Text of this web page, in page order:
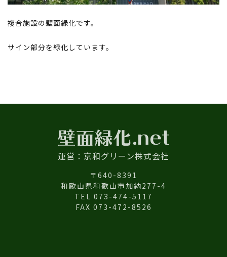
複合施設の壁面緑化です。
サイン部分を緑化しています。
運営：京和グリーン株式会社
〒640-8391
和歌山県和歌山市加納277-4
TEL 073-474-5117
FAX 073-472-8526